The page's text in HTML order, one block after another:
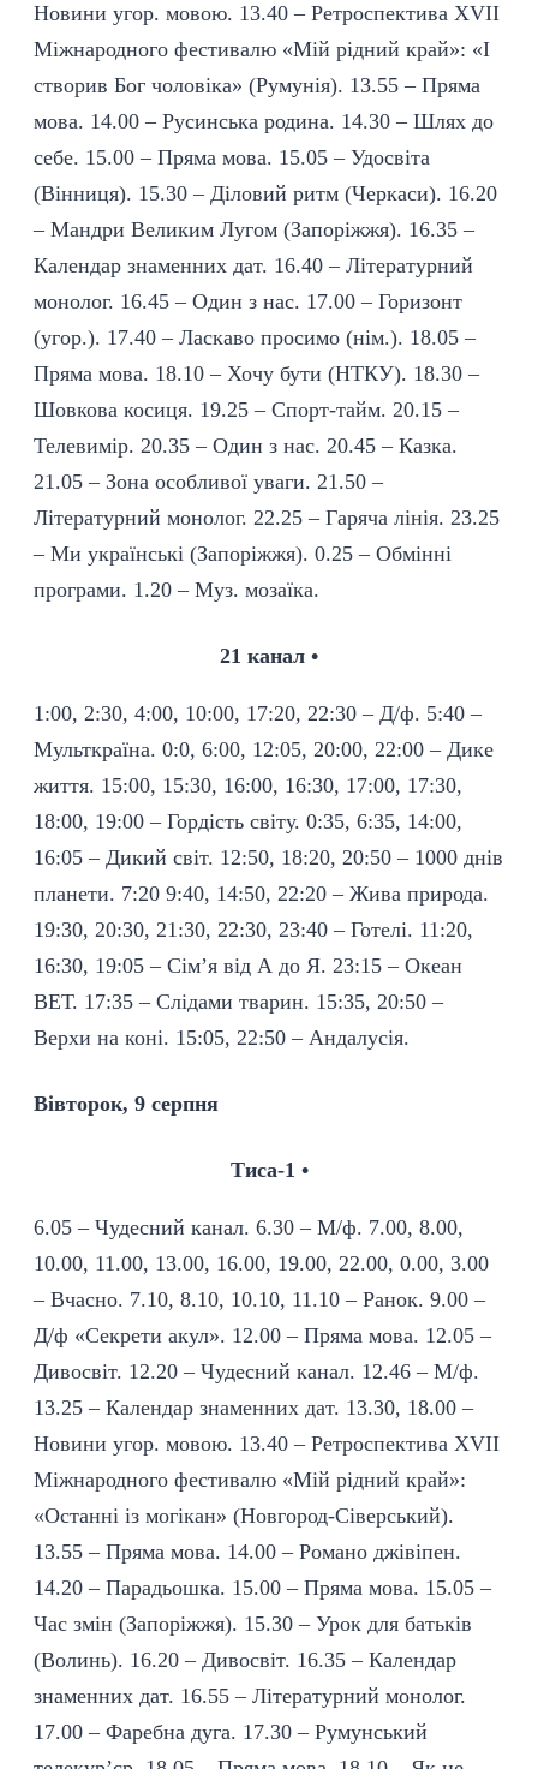
Новини угор. мовою. 13.40 – Ретроспектива XVII
Міжнародного фестивалю «Мій рідний край»: «І
створив Бог чоловіка» (Румунія). 13.55 – Пряма
мова. 14.00 – Русинська родина. 14.30 – Шлях до
себе. 15.00 – Пряма мова. 15.05 – Удосвіта
(Вінниця). 15.30 – Діловий ритм (Черкаси). 16.20
– Мандри Великим Лугом (Запоріжжя). 16.35 –
Календар знаменних дат. 16.40 – Літературний
монолог. 16.45 – Один з нас. 17.00 – Горизонт
(угор.). 17.40 – Ласкаво просимо (нім.). 18.05 –
Пряма мова. 18.10 – Хочу бути (НТКУ). 18.30 –
Шовкова косиця. 19.25 – Спорт-тайм. 20.15 –
Телевимір. 20.35 – Один з нас. 20.45 – Казка.
21.05 – Зона особливої уваги. 21.50 –
Літературний монолог. 22.25 – Гаряча лінія. 23.25
– Ми українські (Запоріжжя). 0.25 – Обмінні
програми. 1.20 – Муз. мозаїка.
21 канал •
1:00, 2:30, 4:00, 10:00, 17:20, 22:30 – Д/ф. 5:40 –
Мульткраїна. 0:0, 6:00, 12:05, 20:00, 22:00 – Дике
життя. 15:00, 15:30, 16:00, 16:30, 17:00, 17:30,
18:00, 19:00 – Гордість світу. 0:35, 6:35, 14:00,
16:05 – Дикий світ. 12:50, 18:20, 20:50 – 1000 днів
планети. 7:20 9:40, 14:50, 22:20 – Жива природа.
19:30, 20:30, 21:30, 22:30, 23:40 – Готелі. 11:20,
16:30, 19:05 – Сім’я від А до Я. 23:15 – Океан
ВЕТ. 17:35 – Слідами тварин. 15:35, 20:50 –
Верхи на коні. 15:05, 22:50 – Андалусія.
Вівторок, 9 серпня
Тиса-1 •
6.05 – Чудесний канал. 6.30 – М/ф. 7.00, 8.00,
10.00, 11.00, 13.00, 16.00, 19.00, 22.00, 0.00, 3.00
– Вчасно. 7.10, 8.10, 10.10, 11.10 – Ранок. 9.00 –
Д/ф «Секрети акул». 12.00 – Пряма мова. 12.05 –
Дивосвіт. 12.20 – Чудесний канал. 12.46 – М/ф.
13.25 – Календар знаменних дат. 13.30, 18.00 –
Новини угор. мовою. 13.40 – Ретроспектива XVII
Міжнародного фестивалю «Мій рідний край»:
«Останні із могікан» (Новгород-Сіверський).
13.55 – Пряма мова. 14.00 – Романо джівіпен.
14.20 – Парадьошка. 15.00 – Пряма мова. 15.05 –
Час змін (Запоріжжя). 15.30 – Урок для батьків
(Волинь). 16.20 – Дивосвіт. 16.35 – Календар
знаменних дат. 16.55 – Літературний монолог.
17.00 – Фаребна дуга. 17.30 – Румунський